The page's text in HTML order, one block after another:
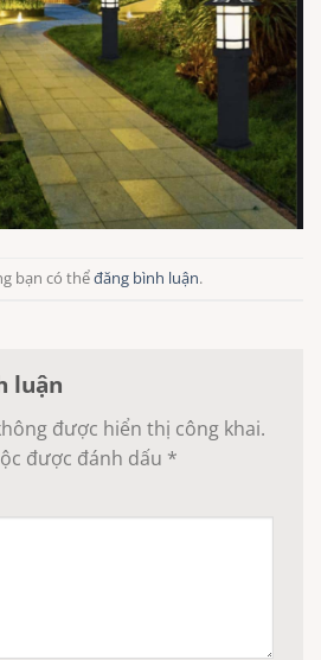
bạn có thểđăng bình luận.
luận
được hiển thị công khai.
được đánh dấu *